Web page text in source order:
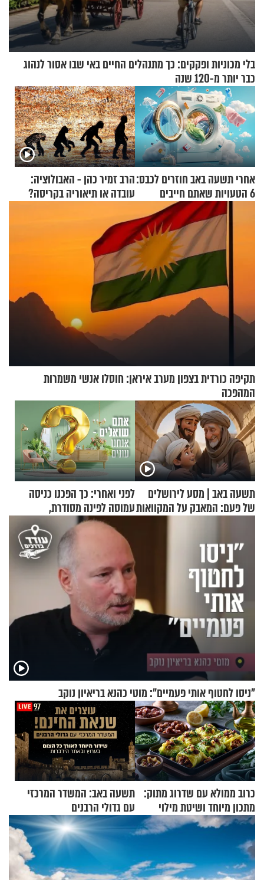
בלי מכוניות ופקקים: כך מתנהלים החיים באי שבו אסור לנהוג
כבר יותר מ-120 שנה
אחרי תשעה באב חוזרים לכבס:
6 הטעויות שאתם חייבים
להפסיק לעשות
הרב זמיר כהן - האבולוציה:
עובדה או תיאוריה בקריסה?
תקיפה כורדית בצפון מערב איראן: חוסלו אנשי משמרות
המהפכה
תשעה באב | מסע לירושלים
של פעם: המאבק על המקוואות
לפני ואחרי: כך הפכנו כניסה
עמוסה לפינה מסודרת,
שימושית ומזמינה
"ניסו לחטוף אותי פעמיים": מוטי כהנא בריאיון נוקב
כרוב ממולא עם שדרוג מתוק:
מתכון מיוחד ושיטת מילוי
שאתם חייבים לנסות
תשעה באב: המשדר המרכזי
עם גדולי הרבנים